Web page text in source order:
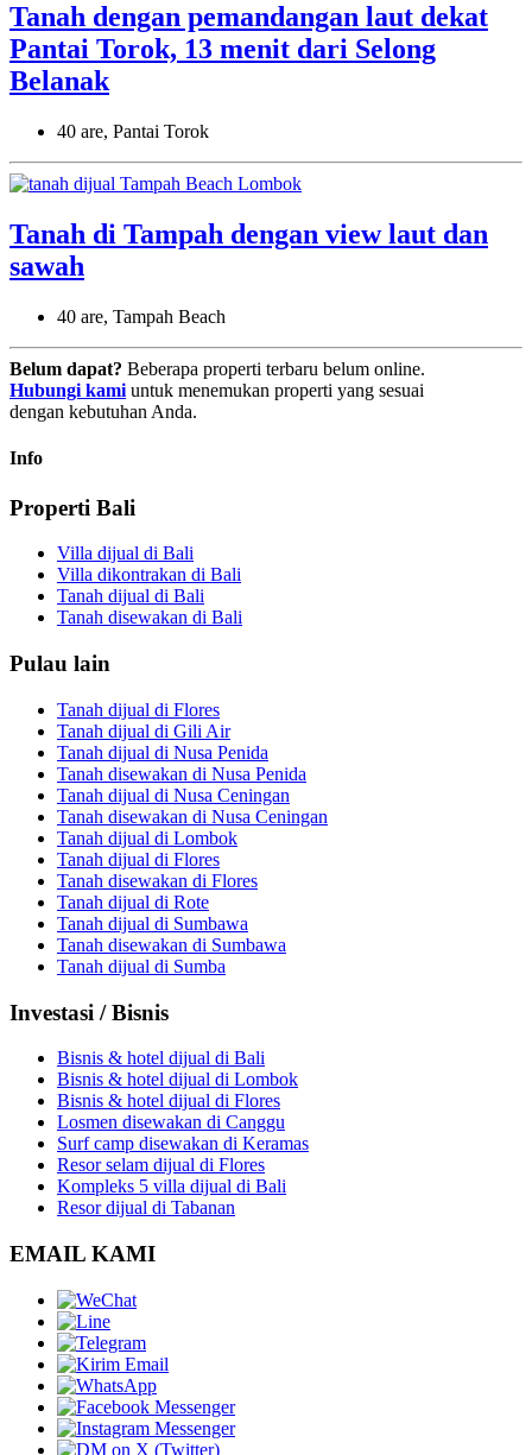
Tanah dengan pemandangan laut dekat
Pantai Torok, 13 menit dari Selong
Belanak
40 are, Pantai Torok
Tanah di Tampah dengan view laut dan
sawah
40 are, Tampah Beach
Belum dapat? Beberapa properti terbaru belum online.
Hubungi kami untuk menemukan properti yang sesuai
dengan kebutuhan Anda.
Info
Properti Bali
Villa dijual di Bali
Villa dikontrakan di Bali
Tanah dijual di Bali
Tanah disewakan di Bali
Pulau lain
Tanah dijual di Flores
Tanah dijual di Gili Air
Tanah dijual di Nusa Penida
Tanah disewakan di Nusa Penida
Tanah dijual di Nusa Ceningan
Tanah disewakan di Nusa Ceningan
Tanah dijual di Lombok
Tanah dijual di Flores
Tanah disewakan di Flores
Tanah dijual di Rote
Tanah dijual di Sumbawa
Tanah disewakan di Sumbawa
Tanah dijual di Sumba
Investasi / Bisnis
Bisnis & hotel dijual di Bali
Bisnis & hotel dijual di Lombok
Bisnis & hotel dijual di Flores
Losmen disewakan di Canggu
Surf camp disewakan di Keramas
Resor selam dijual di Flores
Kompleks 5 villa dijual di Bali
Resor dijual di Tabanan
EMAIL KAMI